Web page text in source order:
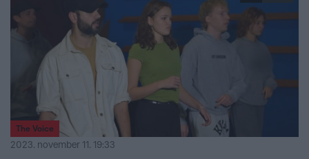
The Voice
2023. november 11. 19:33